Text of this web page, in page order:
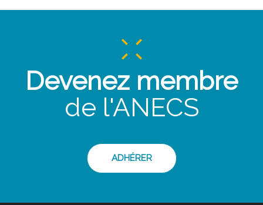
Devenez membre
de l'ANECS
ADHÉRER